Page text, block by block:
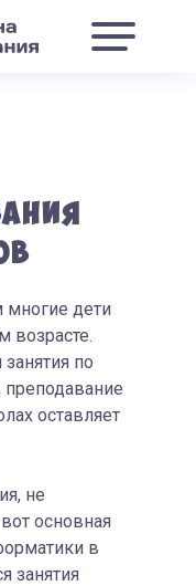
дети
возрасте.
по
оставляет
не
основная
в
занятия